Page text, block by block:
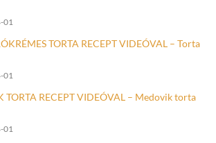
01
TORTA RECEPT VIDEÓVAL – Torta
01
TORTA RECEPT VIDEÓVAL – Medovik torta
01